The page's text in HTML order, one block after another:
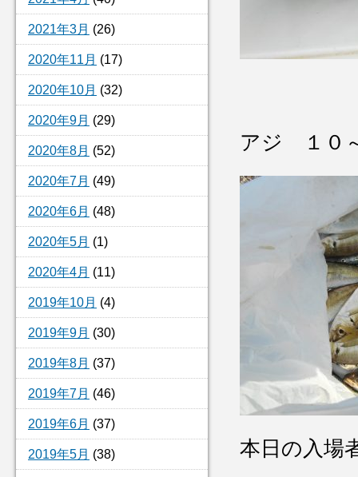
2021年3月 (26)
2020年11月 (17)
2020年10月 (32)
2020年9月 (29)
2020年8月 (52)
2020年7月 (49)
2020年6月 (48)
2020年5月 (1)
2020年4月 (11)
2019年10月 (4)
2019年9月 (30)
2019年8月 (37)
2019年7月 (46)
2019年6月 (37)
2019年5月 (38)
アジ １０
本日の入場